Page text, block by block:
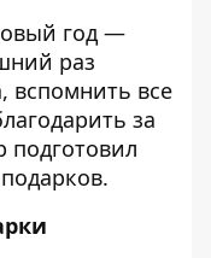
год —
раз
вспомнить все
за
подготовил